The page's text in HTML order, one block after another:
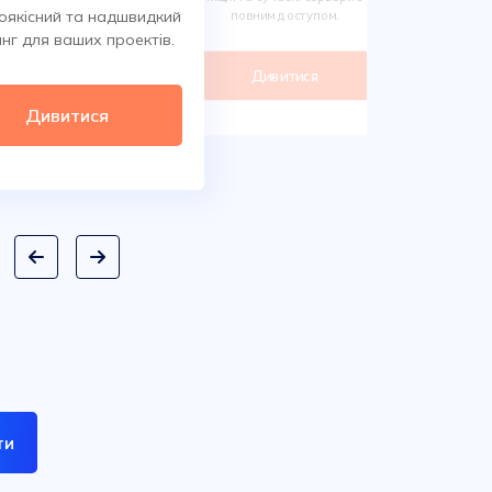
та надшвидкий
для ваших проектів.
Дивитися
повним доступом.
Дивитися